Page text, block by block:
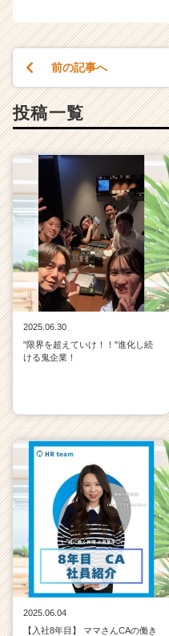
前の記事へ
投稿一覧
2025.06.30
"限界を超えていけ！！"進化し続
ける鬼企業！
2025.06.04
【入社8年目】 ママさんCAの働き